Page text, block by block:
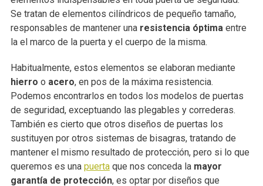
Se tratan de elementos cilíndricos de pequeño tamaño,
responsables de mantener unaresistencia óptimaentre
la el marco de la puerta y el cuerpo de la misma.
Habitualmente, estos elementos se elaboran mediante
hierro o acero, en pos de la máxima resistencia.
Podemos encontrarlos en todos los modelos de puertas
de seguridad, exceptuando las plegables y correderas.
También es cierto que otros diseños de puertas los
sustituyen por otros sistemas de bisagras, tratando de
mantener el mismo resultado de protección, pero si lo que
queremos es una puertaque nos conceda la mayor
garantía de protección, es optar por diseños que